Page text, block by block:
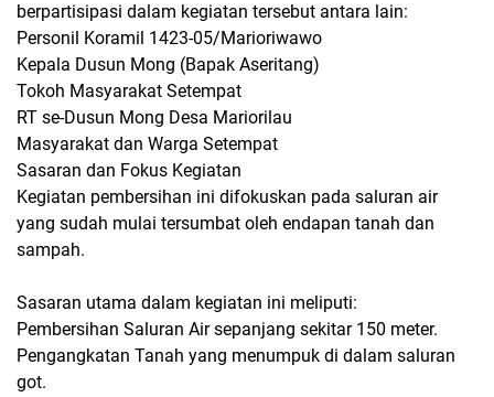
berpartisipasi dalam kegiatan tersebut antara lain:
Personil Koramil 1423-05/Marioriwawo
Kepala Dusun Mong (Bapak Aseritang)
Tokoh Masyarakat Setempat
RT se-Dusun Mong Desa Mariorilau
Masyarakat dan Warga Setempat
Sasaran dan Fokus Kegiatan
Kegiatan pembersihan ini difokuskan pada saluran air
yang sudah mulai tersumbat oleh endapan tanah dan
sampah.
Sasaran utama dalam kegiatan ini meliputi:
Pembersihan Saluran Air sepanjang sekitar 150 meter.
Pengangkatan Tanah yang menumpuk di dalam saluran
got.